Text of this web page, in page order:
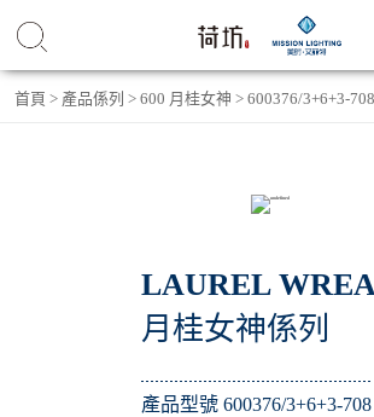
首頁 > 產品係列 > 600 月桂女神 > 600376/3+6+3-708
LAUREL
月桂女神係列
產品型號 600376/3+6+3-708